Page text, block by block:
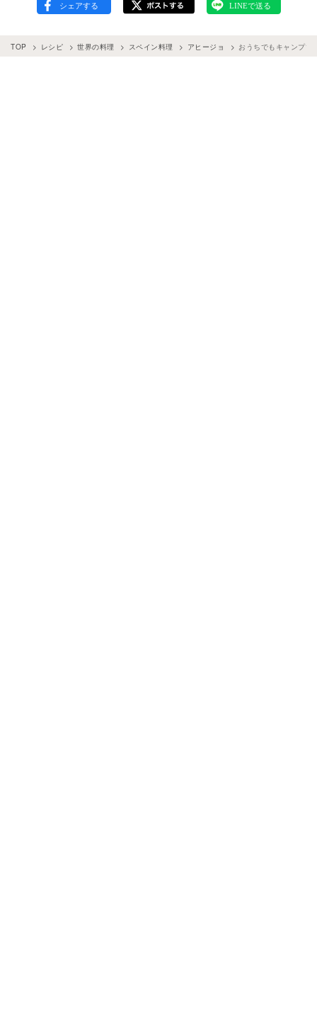
TOP レシピ 世界の料理 スペイン料理 アヒージョ おうちでもキャンプで